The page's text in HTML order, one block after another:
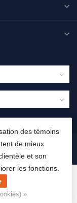
des témoins
de mieux
et son
les fonctions.
»